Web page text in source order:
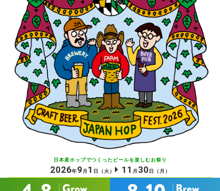
日本産ホップでつくったビールを楽しむお祭り
2026年9月 1 日 （火） 11 月 30 日 （月）